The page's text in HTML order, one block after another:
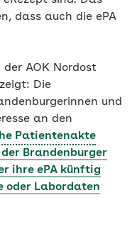
dass auch die ePA
AOK Nordost
Die
und
an den
Patientenakte
Brandenburger
ihre ePA künftig
oder Labordaten